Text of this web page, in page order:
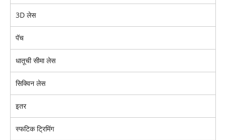
3D लेस
पॅच
धातूची सीमा लेस
सिक्विन लेस
इतर
स्फटिक ट्रिमिंग